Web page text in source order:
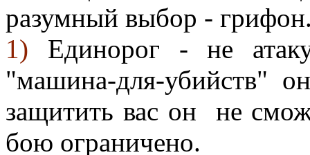
разумный выбор -
1) Единорог - не
"машина-для-убийств"
защитить вас он не
бою ограничено.